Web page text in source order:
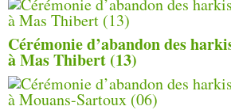
Cérémonie d’abandon des
à Mas Thibert (13)